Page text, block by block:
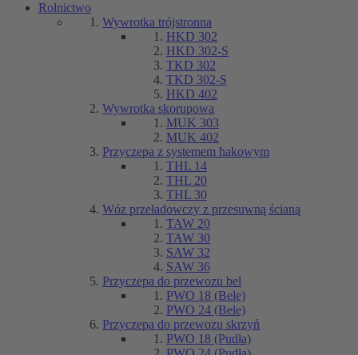
Rolnictwo
Wywrotka trójstronna
HKD 302
HKD 302-S
TKD 302
TKD 302-S
HKD 402
Wywrotka skorupowa
MUK 303
MUK 402
Przyczepa z systemem hakowym
THL 14
THL 20
THL 30
Wóz przeładowczy z przesuwną ścianą
TAW 20
TAW 30
SAW 32
SAW 36
Przyczepa do przewozu bel
PWO 18 (Bele)
PWO 24 (Bele)
Przyczepa do przewozu skrzyń
PWO 18 (Pudła)